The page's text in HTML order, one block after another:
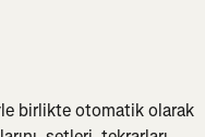
birlikte otomatik olarak